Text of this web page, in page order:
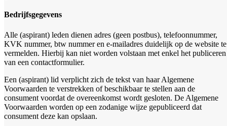
Bedrijfsgegevens
Alle (aspirant) leden dienen adres (geen postbus), telefoonnummer,
KVK nummer, btw nummer en e-mailadres duidelijk op de website te
vermelden. Hierbij kan niet worden volstaan met enkel het publiceren
van een contactformulier.
Een (aspirant) lid verplicht zich de tekst van haar Algemene
Voorwaarden te verstrekken of beschikbaar te stellen aan de
consument voordat de overeenkomst wordt gesloten. De Algemene
Voorwaarden worden op een zodanige wijze gepubliceerd dat
consument deze kan opslaan.